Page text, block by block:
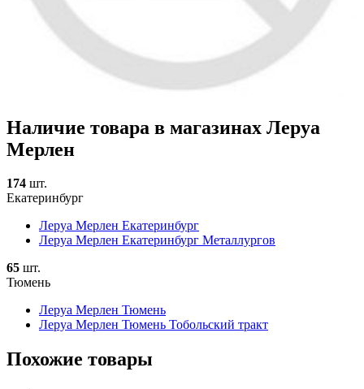
Наличие товара в магазинах Леруа
Мерлен
174 шт.
Екатеринбург
Леруа Мерлен Екатеринбург
Леруа Мерлен Екатеринбург Металлургов
65 шт.
Тюмень
Леруа Мерлен Тюмень
Леруа Мерлен Тюмень Тобольский тракт
Похожие товары